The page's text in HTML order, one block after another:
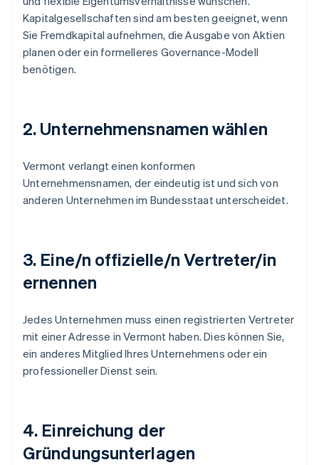
Kapitalgesellschaften sind am besten geeignet, wenn
Sie Fremdkapital aufnehmen, die Ausgabe von Aktien
planen oder ein formelleres Governance-Modell
benötigen.
2. Unternehmensnamen wählen
Vermont verlangt einen konformen
Unternehmensnamen, der eindeutig ist und sich von
anderen Unternehmen im Bundesstaat unterscheidet.
3. Eine/n offizielle/n Vertreter/in
ernennen
Jedes Unternehmen muss einen registrierten Vertreter
mit einer Adresse in Vermont haben. Dies können Sie,
ein anderes Mitglied Ihres Unternehmens oder ein
professioneller Dienst sein.
4. Einreichung der
Gründungsunterlagen